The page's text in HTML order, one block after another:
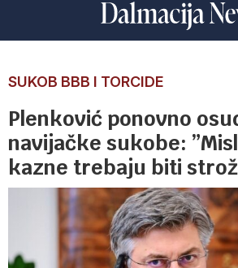
SUKOB BBB I TORCIDE
Plenković ponovno
navijačke sukobe:
kazne trebaju biti